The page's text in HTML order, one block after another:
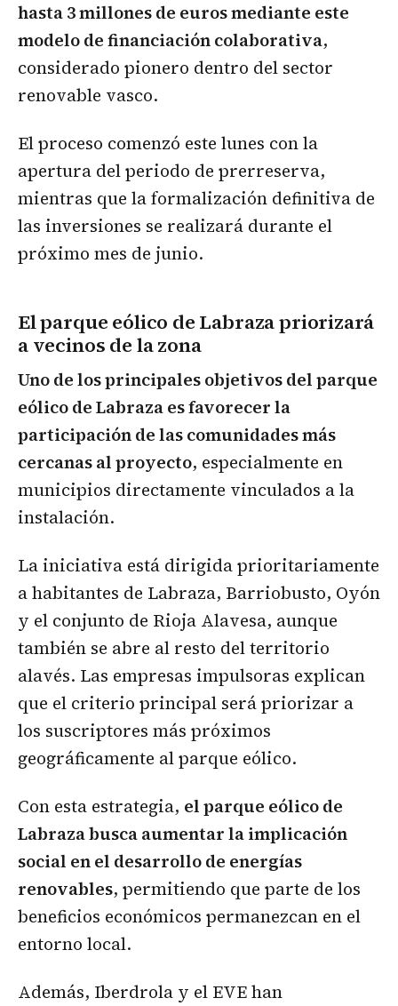
hasta 3 millones de euros mediante este
modelo de financiación colaborativa,
considerado pionero dentro del sector
renovable vasco.
El proceso comenzó este lunes con la
apertura del periodo de prerreserva,
mientras que la formalización definitiva de
las inversiones se realizará durante el
próximo mes de junio.
El parque eólico de Labraza priorizará
a vecinos de la zona
Uno de los principales objetivos del parque
eólico de Labraza es favorecer la
participación de las comunidades más
cercanas al proyecto, especialmente en
municipios directamente vinculados a la
instalación.
La iniciativa está dirigida prioritariamente
a habitantes de Labraza, Barriobusto, Oyón
y el conjunto de Rioja Alavesa, aunque
también se abre al resto del territorio
alavés. Las empresas impulsoras explican
que el criterio principal será priorizar a
los suscriptores más próximos
geográficamente al parque eólico.
Con esta estrategia, el parque eólico de
Labraza busca aumentar la implicación
social en el desarrollo de energías
renovables, permitiendo que parte de los
beneficios económicos permanezcan en el
entorno local.
Además, Iberdrola y el EVE han